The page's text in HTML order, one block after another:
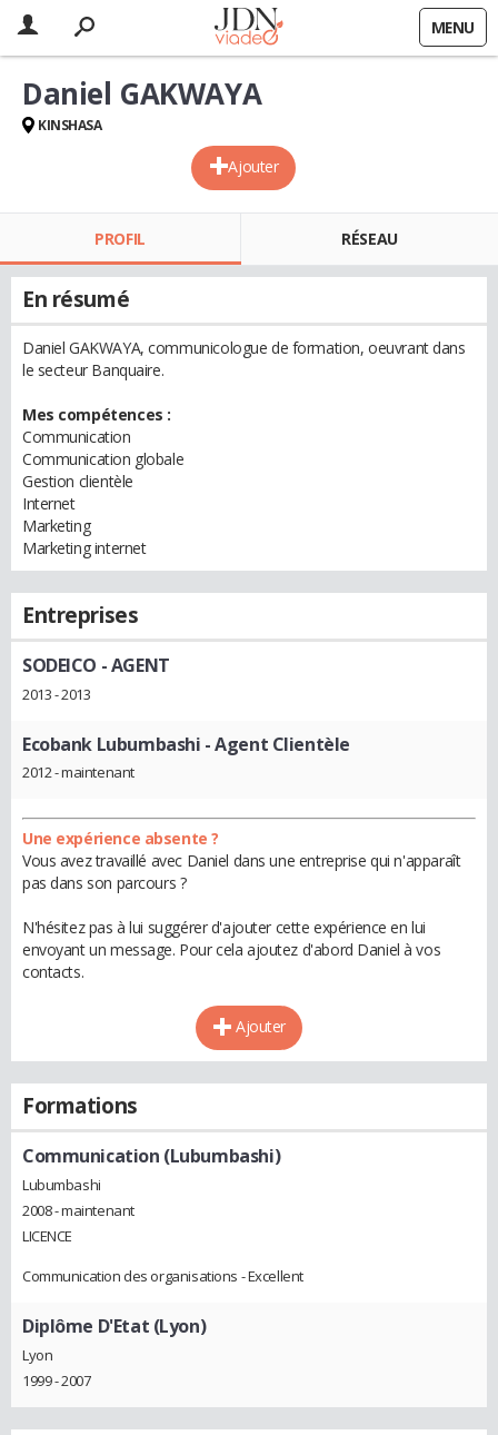
MENU
Ajouter
Daniel GAKWAYA
KINSHASA
PROFIL RÉSEAU
En résumé
Daniel GAKWAYA, communicologue de formation, oeuvrant dans
le secteur Banquaire.
Mes compétences :
Communication
Communication globale
Gestion clientèle
Internet
Marketing
Marketing internet
Entreprises
SODEICO - AGENT
2013 - 2013
Ecobank Lubumbashi - Agent Clientèle
2012 - maintenant
Une expérience absente ?
Vous avez travaillé avec Daniel dans une entreprise qui n'apparaît
pas dans son parcours ?
N'hésitez pas à lui suggérer d'ajouter cette expérience en lui
envoyant un message. Pour cela ajoutez d'abord Daniel à vos
contacts.
Ajouter
Formations
Communication (Lubumbashi)
Lubumbashi
2008 - maintenant
LICENCE
Communication des organisations - Excellent
Diplôme D'Etat (Lyon)
Lyon
1999 - 2007